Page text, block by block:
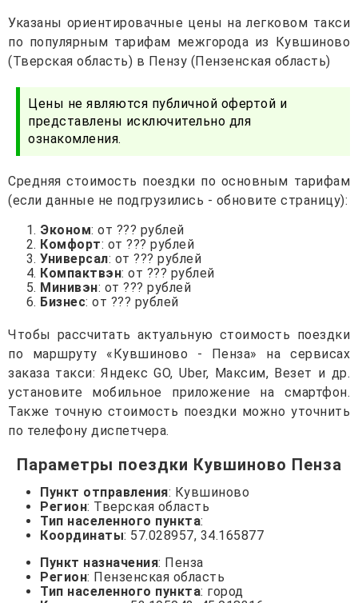
Указаны ориентировачные цены на легковом такси
по популярным тарифам межгорода из Кувшиново
(Тверская область) в Пензу (Пензенская область)
Цены не являются публичной офертой и
представлены исключительно для
ознакомления.
Средняя стоимость поездки по основным тарифам
(если данные не подгрузились - обновите страницу):
Эконом: от ??? рублей
Комфорт: от ??? рублей
Универсал: от ??? рублей
Компактвэн: от ??? рублей
Минивэн: от ??? рублей
Бизнес: от ??? рублей
Чтобы рассчитать актуальную стоимость поездки
по маршруту «Кувшиново - Пенза» на сервисах
заказа такси: Яндекс GO, Uber, Максим, Везет и др.
установите мобильное приложение на смартфон.
Также точную стоимость поездки можно уточнить
по телефону диспетчера.
Параметры поездки Кувшиново Пенза
Пункт отправления: Кувшиново
Регион: Тверская область
Тип населенного пункта:
Координаты: 57.028957, 34.165877
Пункт назначения: Пенза
Регион: Пензенская область
Тип населенного пункта: город